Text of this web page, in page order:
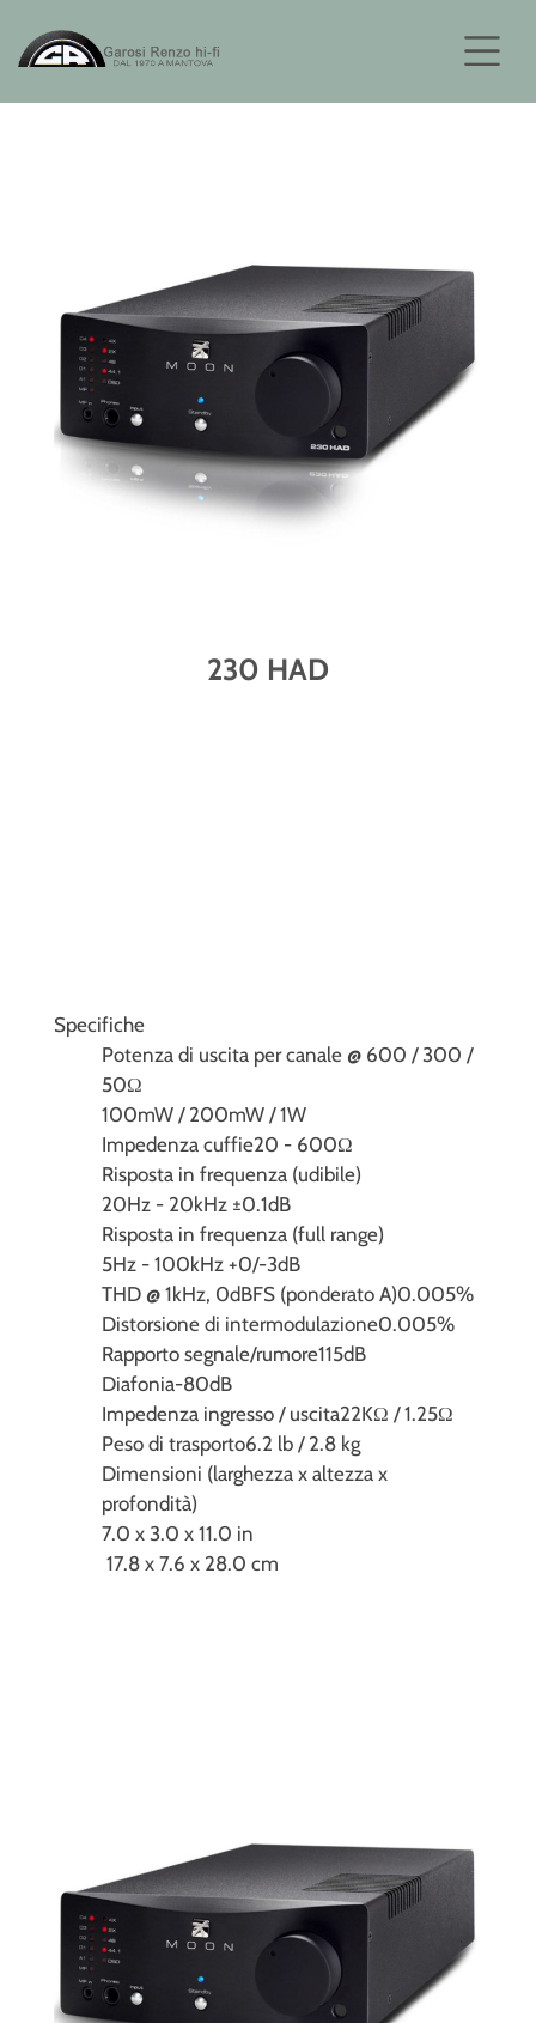
230 HAD
Specifiche
Potenza di uscita per canale @ 600 / 300 /
50Ω
100mW / 200mW / 1W
Impedenza cuffie20 - 600Ω
Risposta in frequenza (udibile)
20Hz - 20kHz ±0.1dB
Risposta in frequenza (full range)
5Hz - 100kHz +0/-3dB
THD @ 1kHz, 0dBFS (ponderato A)0.005%
Distorsione di intermodulazione0.005%
Rapporto segnale/rumore115dB
Diafonia-80dB
Impedenza ingresso / uscita22KΩ / 1.25Ω
Peso di trasporto6.2 lb / 2.8 kg
Dimensioni (larghezza x altezza x
profondità)
7.0 x 3.0 x 11.0 in
17.8 x 7.6 x 28.0 cm